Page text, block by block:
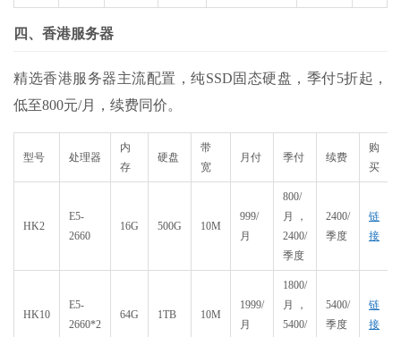
四、香港服务器
精选香港服务器主流配置，纯SSD固态硬盘，季付5折起，
低至800元/月，续费同价。
型号 处理器
内
存
硬盘
带
宽
月付 季付 续费
购
买
HK2
E5-
2660
16G 500G 10M
999/
月
800/
月，
2400/
季度
2400/
季度
链
接
HK10
E5-
2660*2
64G 1TB 10M
1999/
月
1800/
月，
5400/
5400/
季度
链
接